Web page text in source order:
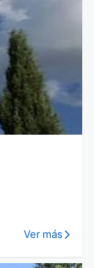
Ver más